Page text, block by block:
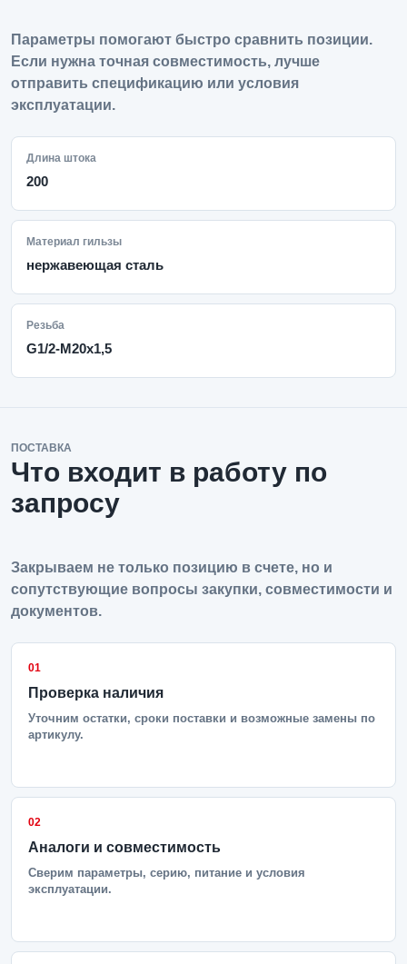
Параметры помогают быстро сравнить позиции.
Если нужна точная совместимость, лучше
отправить спецификацию или условия
эксплуатации.
Длина штока
200
Материал гильзы
нержавеющая сталь
Резьба
G1/2-M20x1,5
ПОСТАВКА
Что входит в работу по
запросу
Закрываем не только позицию в счете, но и
сопутствующие вопросы закупки, совместимости и
документов.
01
Проверка наличия
Уточним остатки, сроки поставки и возможные замены по
артикулу.
02
Аналоги и совместимость
Сверим параметры, серию, питание и условия
эксплуатации.